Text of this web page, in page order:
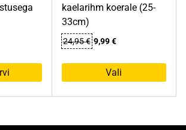
kaelarihm koerale (25-
33cm)
24,95€ Algne
oli:
24,95 €.
9,99€Praegune
on:
9,99 €.
Vali